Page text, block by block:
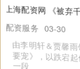
易配宝 加科思-B于
配资服务 04-14
热点栏目 自选股
科思-B（01167